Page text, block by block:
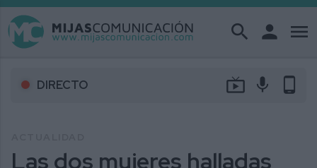
search person menu
DIRECTO live_tv mic phone_android
Las dos mujeres halladas